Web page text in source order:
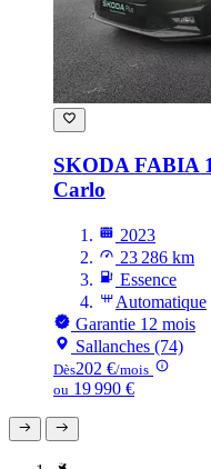
SKODA FABIA
Carlo
2023
23 286 km
Essence
Automatique
Garantie 12 mois
Sallanches (74)
Dès202 €/mois
ou 19 990 €